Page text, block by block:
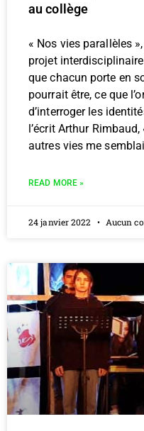
au collège
« Nos vies parallèles
projet
que chacun porte en
pourrait être, ce que
d’interroger les
l’écrit Arthur
autres vies me
READ MORE »
24 janvier 2022 Aucun